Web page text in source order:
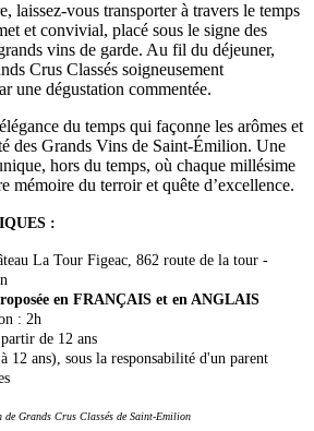
laissez-vous transporter à travers le temps
et convivial, placé sous le signe des
vins de garde. Au fil du déjeuner,
Crus Classés soigneusement
une dégustation commentée.
du temps qui façonne les arômes et
des Grands Vins de Saint-Émilion. Une
hors du temps, où chaque millésime
mémoire du terroir et quête d’excellence.
:
La Tour Figeac, 862 route de la tour -
en FRANÇAIS et en ANGLAIS
: 2h
de 12 ans
12 ans), sous la responsabilité d'un parent
Grands Crus Classés de Saint-Emilion